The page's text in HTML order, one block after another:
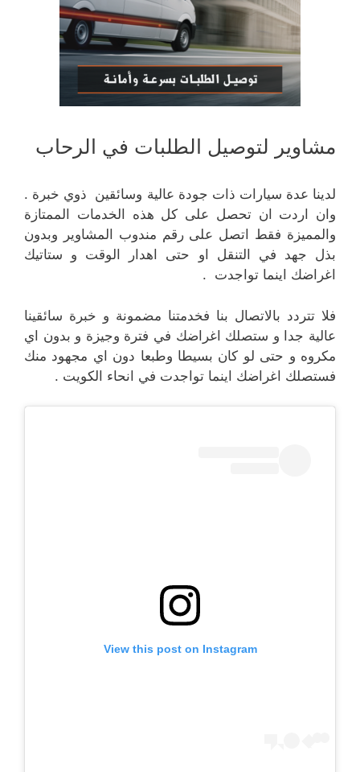
مشاوير لتوصيل الطلبات في الرحاب
لدينا عدة سيارات ذات جودة عالية وسائقين ذوي خبرة .
وان اردت ان تحصل على كل هذه الخدمات الممتازة
والمميزة فقط اتصل على رقم مندوب المشاوير وبدون
بذل جهد في التنقل او حتى اهدار الوقت و ستاتيك
اغراضك اينما تواجدت .
فلا تتردد بالاتصال بنا فخدمتنا مضمونة و خبرة سائقينا
عالية جدا و ستصلك اغراضك في فترة وجيزة و بدون اي
مكروه و حتى لو كان بسيطا وطبعا دون اي مجهود منك
فستصلك اغراضك اينما تواجدت في انحاء الكويت .
View this post on Instagram